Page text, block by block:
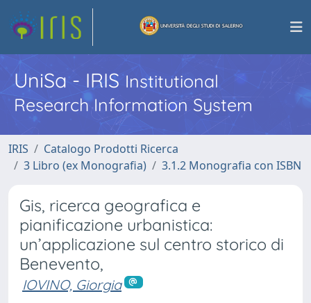
UniSa - IRISInstitutional
Research Information System
IRIS
Catalogo Prodotti Ricerca
3 Libro (ex Monografia)
3.1.2 Monografia con ISBN
Gis, ricerca geografica e
pianificazione urbanistica:
un’applicazione sul centro storico di
Benevento,
IOVINO, Giorgia